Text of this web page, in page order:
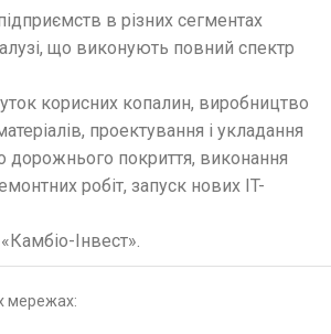
в різних сегментах
що виконують повний спектр
корисних копалин, виробництво
проектування і укладання
дорожнього покриття, виконання
робіт, запуск нових IT-
Інвест».
мережах: